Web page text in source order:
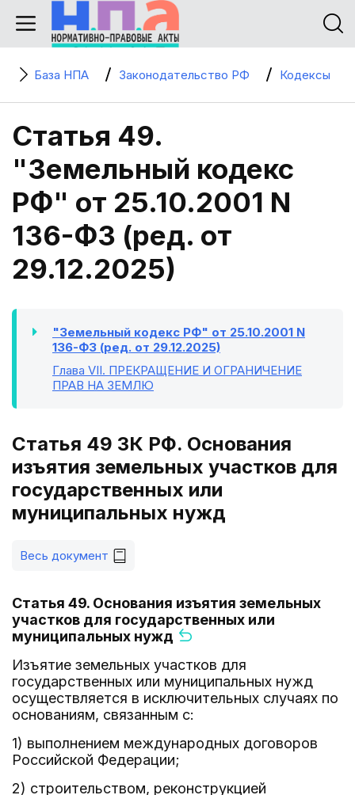
База НПА Законодательство РФ Кодексы
Статья 49.
"Земельный кодекс
РФ" от 25.10.2001 N
136-ФЗ (ред. от
29.12.2025)
"Земельный кодекс РФ" от 25.10.2001 N
136-ФЗ (ред. от 29.12.2025)
Глава VII. ПРЕКРАЩЕНИЕ И ОГРАНИЧЕНИЕ
ПРАВ НА ЗЕМЛЮ
Статья 49 ЗК РФ. Основания
изъятия земельных участков для
государственных или
муниципальных нужд
Весь документ
Статья 49. Основания изъятия земельных
участков для государственных или
муниципальных нужд
Изъятие земельных участков для
государственных или муниципальных нужд
осуществляется в исключительных случаях по
основаниям, связанным с:
1) выполнением международных договоров
Российской Федерации;
2) строительством, реконструкцией